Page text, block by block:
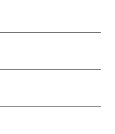
をいいます。）
します。
情報提供や販売活動、
建築工事